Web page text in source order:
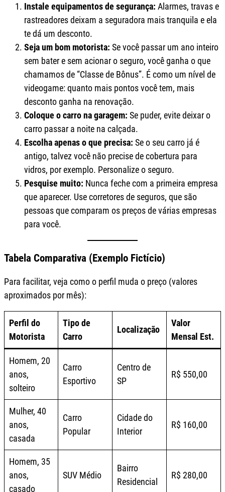
Instale equipamentos de segurança: Alarmes, travas e
rastreadores deixam a seguradora mais tranquila e ela
te dá um desconto.
Seja um bom motorista: Se você passar um ano inteiro
sem bater e sem acionar o seguro, você ganha o que
chamamos de “Classe de Bônus”. É como um nível de
videogame: quanto mais pontos você tem, mais
desconto ganha na renovação.
Coloque o carro na garagem: Se puder, evite deixar o
carro passar a noite na calçada.
Escolha apenas o que precisa: Se o seu carro já é
antigo, talvez você não precise de cobertura para
vidros, por exemplo. Personalize o seguro.
Pesquise muito: Nunca feche com a primeira empresa
que aparecer. Use corretores de seguros, que são
pessoas que comparam os preços de várias empresas
para você.
Tabela Comparativa (Exemplo Fictício)
Para facilitar, veja como o perfil muda o preço (valores
aproximados por mês):
Perfil do
Motorista
Tipo de
Carro
Localização
Valor
Mensal Est.
Homem, 20
anos,
solteiro
Carro
Esportivo
Centro de
SP
R$ 550,00
Mulher, 40
anos,
casada
Carro
Popular
Cidade do
Interior
R$ 160,00
Homem, 35
anos,
casado
SUV Médio
Bairro
Residencial
R$ 280,00